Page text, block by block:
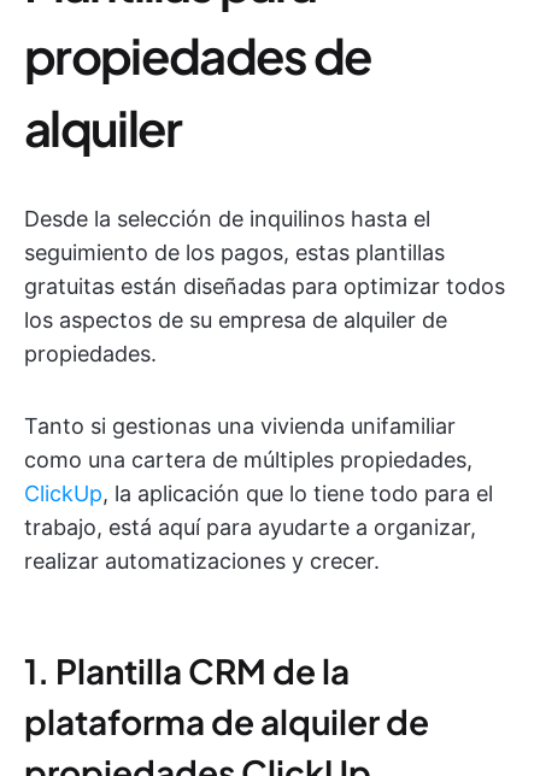
propiedades de
alquiler
Desde la selección de inquilinos hasta el
seguimiento de los pagos, estas plantillas
gratuitas están diseñadas para optimizar todos
los aspectos de su empresa de alquiler de
propiedades.
Tanto si gestionas una vivienda unifamiliar
como una cartera de múltiples propiedades,
ClickUp, la aplicación que lo tiene todo para el
trabajo, está aquí para ayudarte a organizar,
realizar automatizaciones y crecer.
1. Plantilla CRM de la
plataforma de alquiler de